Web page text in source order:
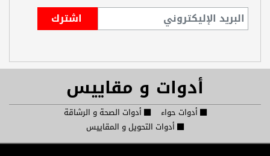
أدوات و مقاييس
أدوات حواء
أدوات الصحة و الرشاقة
أدوات التحويل و المقاييس